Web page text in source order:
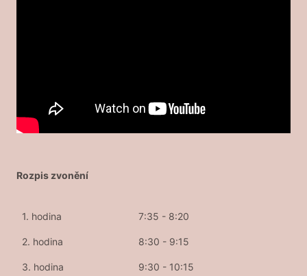
Rozpis zvonění
1. hodina 7:35 - 8:20
2. hodina 8:30 - 9:15
3. hodina 9:30 - 10:15